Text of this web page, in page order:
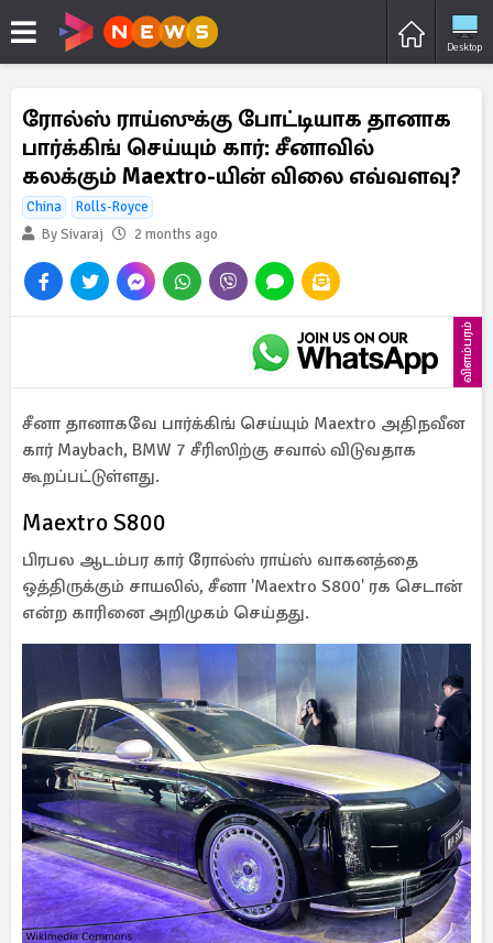
Desktop
ரோல்ஸ் ராய்ஸுக்கு போட்டியாக தானாக
பார்க்கிங் செய்யும் கார்: சீனாவில்
கலக்கும் Maextro-யின் விலை எவ்வளவு?
China
Rolls-Royce
By Sivaraj
2 months ago
விளம்பரம்
சீனா தானாகவே பார்க்கிங் செய்யும் Maextro அதிநவீன
கார் Maybach, BMW 7 சீரிஸிற்கு சவால் விடுவதாக
கூறப்பட்டுள்ளது.
Maextro S800
பிரபல ஆடம்பர கார் ரோல்ஸ் ராய்ஸ் வாகனத்தை
ஒத்திருக்கும் சாயலில், சீனா 'Maextro S800' ரக செடான்
என்ற காரினை அறிமுகம் செய்தது.